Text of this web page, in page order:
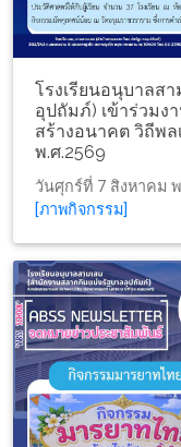
โรงเรียนอนุบาลส
อุปถัมภ์) เข้าร่วมง
สร้างอนาคต วิถีพ
พ.ศ.2569
วันศุกร์ที่ 7 สิงหาคม พ
[ภาพกิจกรรม]